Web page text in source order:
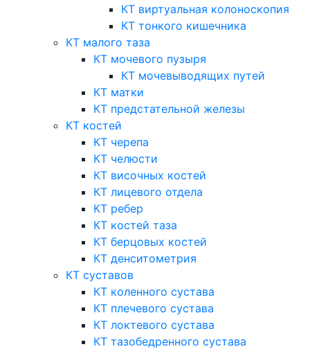
КТ виртуальная колоноскопия
КТ тонкого кишечника
КТ малого таза
КТ мочевого пузыря
КТ мочевыводящих путей
КТ матки
КТ предстательной железы
КТ костей
КТ черепа
КТ челюсти
КТ височных костей
КТ лицевого отдела
КТ ребер
КТ костей таза
КТ берцовых костей
КТ денситометрия
КТ суставов
КТ коленного сустава
КТ плечевого сустава
КТ локтевого сустава
КТ тазобедренного сустава